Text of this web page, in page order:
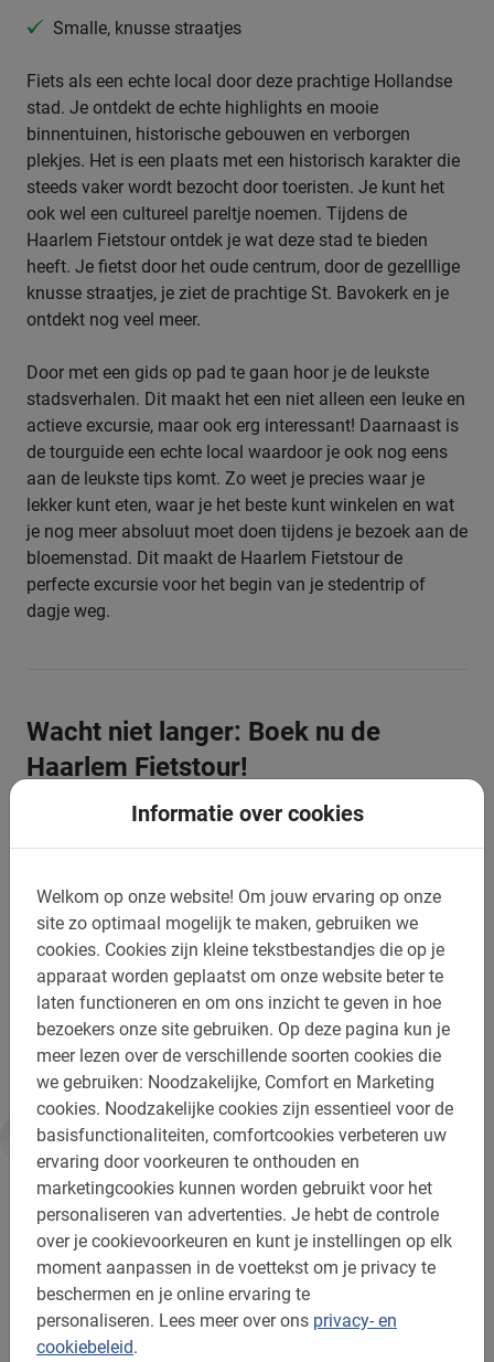
Informatie over cookies
Welkom op onze website! Om jouw ervaring op onze
site zo optimaal mogelijk te maken, gebruiken we
cookies. Cookies zijn kleine tekstbestandjes die op je
apparaat worden geplaatst om onze website beter te
laten functioneren en om ons inzicht te geven in hoe
bezoekers onze site gebruiken. Op deze pagina kun je
meer lezen over de verschillende soorten cookies die
we gebruiken: Noodzakelijke, Comfort en Marketing
cookies. Noodzakelijke cookies zijn essentieel voor de
basisfunctionaliteiten, comfortcookies verbeteren uw
ervaring door voorkeuren te onthouden en
marketingcookies kunnen worden gebruikt voor het
personaliseren van advertenties. Je hebt de controle
over je cookievoorkeuren en kunt je instellingen op elk
moment aanpassen in de voettekst om je privacy te
beschermen en je online ervaring te
personaliseren. Lees meer over ons privacy- en
cookiebeleid.
Smalle, knusse straatjes
Fiets als een echte local door deze prachtige Hollandse
stad. Je ontdekt de echte highlights en mooie
binnentuinen, historische gebouwen en verborgen
plekjes. Het is een plaats met een historisch karakter die
steeds vaker wordt bezocht door toeristen. Je kunt het
ook wel een cultureel pareltje noemen. Tijdens de
Haarlem Fietstour ontdek je wat deze stad te bieden
heeft. Je fietst door het oude centrum, door de gezelllige
knusse straatjes, je ziet de prachtige St. Bavokerk en je
ontdekt nog veel meer.
Door met een gids op pad te gaan hoor je de leukste
stadsverhalen. Dit maakt het een niet alleen een leuke en
actieve excursie, maar ook erg interessant! Daarnaast is
de tourguide een echte local waardoor je ook nog eens
aan de leukste tips komt. Zo weet je precies waar je
lekker kunt eten, waar je het beste kunt winkelen en wat
je nog meer absoluut moet doen tijdens je bezoek aan de
bloemenstad. Dit maakt de Haarlem Fietstour de
perfecte excursie voor het begin van je stedentrip of
dagje weg.
Wacht niet langer: Boek nu de
Haarlem Fietstour!
Dit is een excursie die je niet mag missen. Deze mooie
plaats in de randstad is het bezoeken absoluut waard.
je bezoek. In het boekingsmenu selecteer je de gewenste
datum en vul je je gegevens in. Je ontvangt daarna
direct de bevestiging met alle informatie.
Je dagje uit begint pas echt met de Haarlem Fietstour
langs de highlights!
Informatie
Belangrijk om te weten:
Reserveren is verplicht
Wijzigen of annuleren is gratis